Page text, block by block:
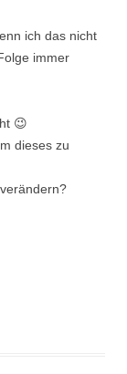
ich das nicht
immer
😉
dieses zu